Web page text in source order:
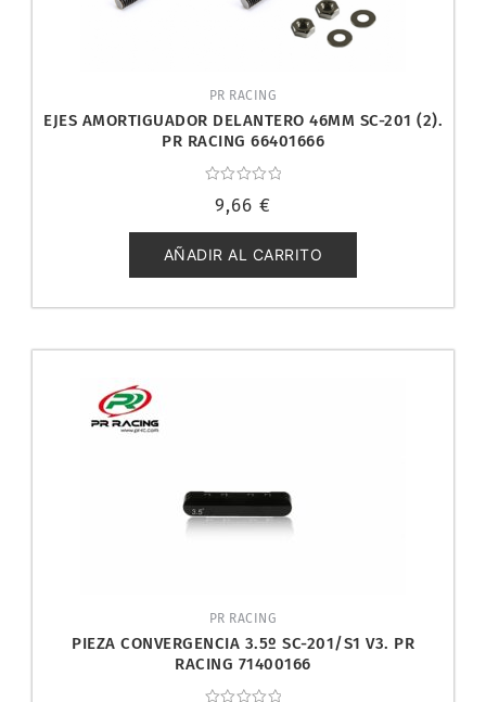
PR RACING
EJES AMORTIGUADOR DELANTERO 46MM SC-201 (2).
PR RACING 66401666
con
de
5
9,66 €
AÑADIR AL CARRITO
PR RACING
PIEZA CONVERGENCIA 3.5º SC-201/S1 V3. PR
RACING 71400166